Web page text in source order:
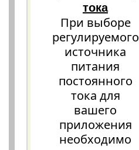
тока
При выборе
регулируемого
источника
питания
постоянного
тока для
вашего
приложения
необходимо